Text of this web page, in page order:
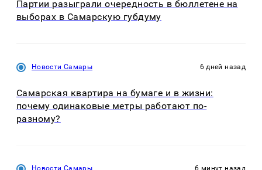
Партии разыграли очередность в бюллетене на
выборах в Самарскую губдуму
Новости Самары 6 дней назад
Самарская квартира на бумаге и в жизни:
почему одинаковые метры работают по-
разному?
Новости Самары 6 минут назад